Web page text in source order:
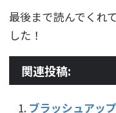
最後まで読んでくれ
した！
関連投稿:
ブラッシュアッ